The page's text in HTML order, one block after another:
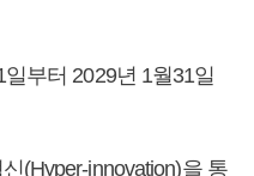
부터 2029년 1월31일
(Hyper-innovation)을 통